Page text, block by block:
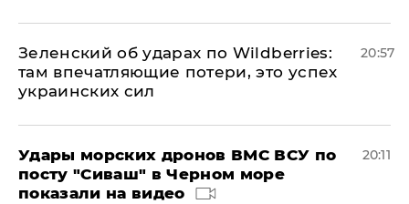
Зеленский об ударах по Wildberries:
там впечатляющие потери, это успех
украинских сил
20:57
Удары морских дронов ВМС ВСУ по
посту "Сиваш" в Черном море
показали на видео
20:11